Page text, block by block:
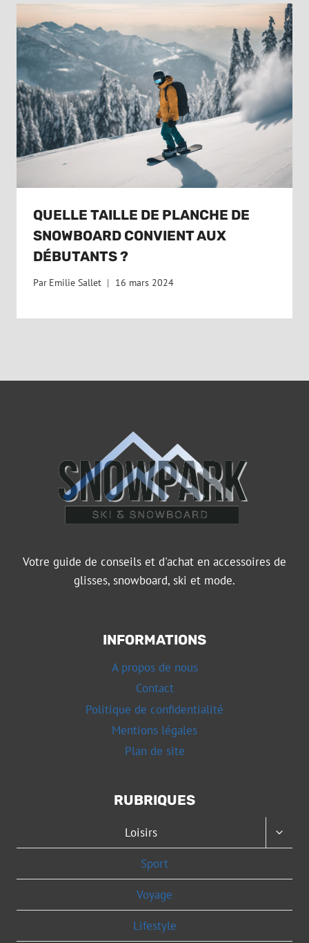
QUELLE TAILLE DE PLANCHE DE
SNOWBOARD CONVIENT AUX
DÉBUTANTS ?
Par Emilie Sallet 16 mars 2024
Votre guide de conseils et d'achat en accessoires de
glisses, snowboard, ski et mode.
INFORMATIONS
A propos de nous
Contact
Politique de confidentialité
Mentions légales
Plan de site
RUBRIQUES
Loisirs
Sport
Voyage
Lifestyle